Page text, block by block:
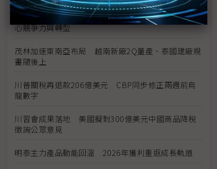
裕隆國產、外銷同步並進 嚴陳莉蓮：AI賦能強化核
心競爭力與轉型
茂林加速東南亞布局 越南新廠2Q量產、泰國建廠規
畫隨後上
川普關稅再退款206億美元 CBP同步修正兩週前烏
龍數字
川習會成果落地 美國擬對300億美元中國商品降稅
徵詢公眾意見
明泰主力產品動能回溫 2026年獲利重返成長軌道